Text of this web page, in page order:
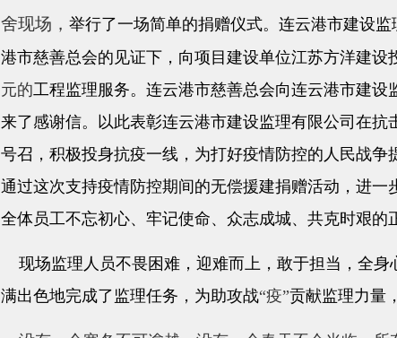
舍现场， 举行了一场简单的捐赠仪式。连云港市建设
港市慈善总会的见证下，向项目建设单位江苏方洋建设
元的工程监理服务。连云港市慈善总会向连云港市建设
来了感谢信。以此表彰连云港市建设监理有限公司在抗
号召，积极投身抗疫一线，为打好疫情防控的人民战争
通过这次支持疫情防控期间的无偿援建捐赠活动，进一
全体员工不忘初心、牢记使命、众志成城、共克时艰的
现场监理人员不畏困难，迎难而上，敢于担当，全身
满出色地完成了监理任务，为助攻战“疫”贡献监理力量